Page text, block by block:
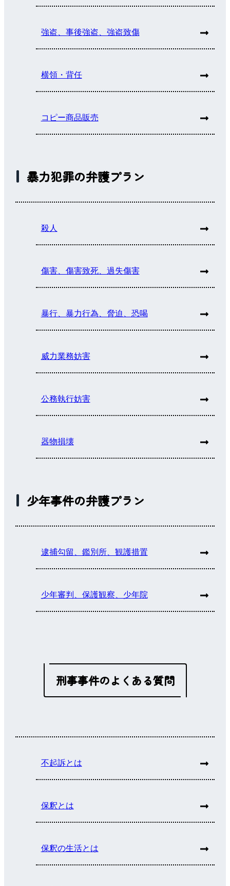
強盗、事後強盗、強盗致傷
横領・背任
コピー商品販売
暴力犯罪の弁護プラン
殺人
傷害、傷害致死、過失傷害
暴行、暴力行為、脅迫、恐喝
威力業務妨害
公務執行妨害
器物損壊
少年事件の弁護プラン
逮捕勾留、鑑別所、観護措置
少年審判、保護観察、少年院
刑事事件のよくある質問
不起訴とは
保釈とは
保釈の生活とは